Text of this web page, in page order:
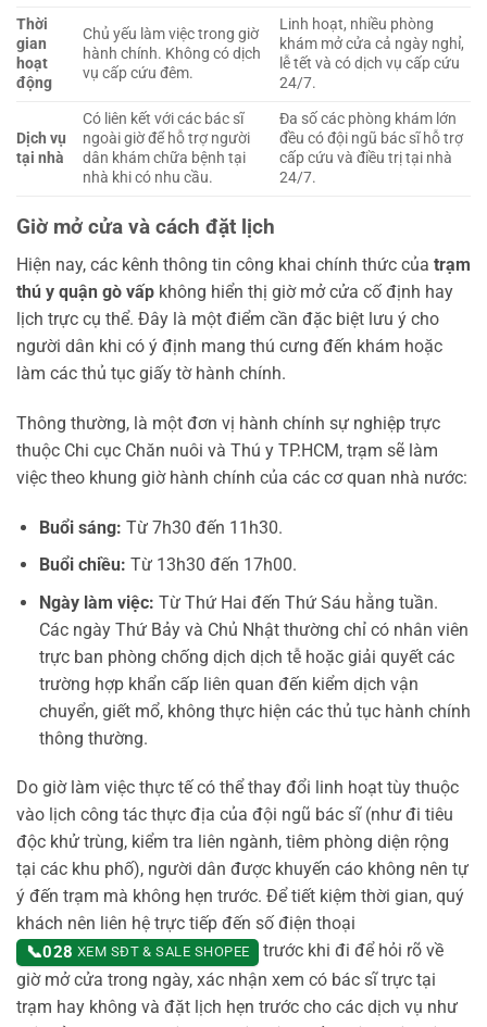
Thời
gian
hoạt
động
Chủ yếu làm việc trong giờ
hành chính. Không có dịch
vụ cấp cứu đêm.
Linh hoạt, nhiều phòng
khám mở cửa cả ngày nghỉ,
lễ tết và có dịch vụ cấp cứu
24/7.
Dịch vụ
tại nhà
Có liên kết với các bác sĩ
ngoài giờ để hỗ trợ người
dân khám chữa bệnh tại
nhà khi có nhu cầu.
Đa số các phòng khám lớn
đều có đội ngũ bác sĩ hỗ trợ
cấp cứu và điều trị tại nhà
24/7.
Giờ mở cửa và cách đặt lịch
Hiện nay, các kênh thông tin công khai chính thức của trạm
thú y quận gò vấp không hiển thị giờ mở cửa cố định hay
lịch trực cụ thể. Đây là một điểm cần đặc biệt lưu ý cho
người dân khi có ý định mang thú cưng đến khám hoặc
làm các thủ tục giấy tờ hành chính.
Thông thường, là một đơn vị hành chính sự nghiệp trực
thuộc Chi cục Chăn nuôi và Thú y TP.HCM, trạm sẽ làm
việc theo khung giờ hành chính của các cơ quan nhà nước:
Buổi sáng: Từ 7h30 đến 11h30.
Buổi chiều: Từ 13h30 đến 17h00.
Ngày làm việc: Từ Thứ Hai đến Thứ Sáu hằng tuần.
Các ngày Thứ Bảy và Chủ Nhật thường chỉ có nhân viên
trực ban phòng chống dịch dịch tễ hoặc giải quyết các
trường hợp khẩn cấp liên quan đến kiểm dịch vận
chuyển, giết mổ, không thực hiện các thủ tục hành chính
thông thường.
Do giờ làm việc thực tế có thể thay đổi linh hoạt tùy thuộc
vào lịch công tác thực địa của đội ngũ bác sĩ (như đi tiêu
độc khử trùng, kiểm tra liên ngành, tiêm phòng diện rộng
tại các khu phố), người dân được khuyến cáo không nên tự
ý đến trạm mà không hẹn trước. Để tiết kiệm thời gian, quý
khách nên liên hệ trực tiếp đến số điện thoại
📞028 XEM SĐT & SALE SHOPEE
trước khi đi để hỏi rõ về
giờ mở cửa trong ngày, xác nhận xem có bác sĩ trực tại
trạm hay không và đặt lịch hẹn trước cho các dịch vụ như